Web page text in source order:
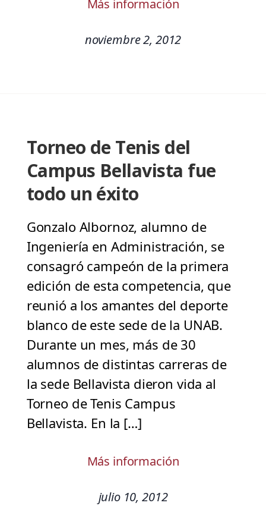
Más información
noviembre 2, 2012
Torneo de Tenis del
Campus Bellavista fue
todo un éxito
Gonzalo Albornoz, alumno de
Ingeniería en Administración, se
consagró campeón de la primera
edición de esta competencia, que
reunió a los amantes del deporte
blanco de este sede de la UNAB.
Durante un mes, más de 30
alumnos de distintas carreras de
la sede Bellavista dieron vida al
Torneo de Tenis Campus
Bellavista. En la […]
Más información
julio 10, 2012